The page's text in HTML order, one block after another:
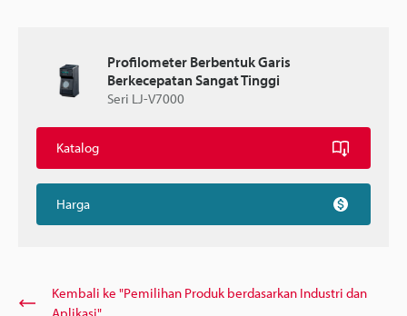
Profilometer Berbentuk Garis
Berkecepatan Sangat Tinggi
Seri LJ-V7000
Katalog
Harga
Kembali ke "Pemilihan Produk berdasarkan Industri dan